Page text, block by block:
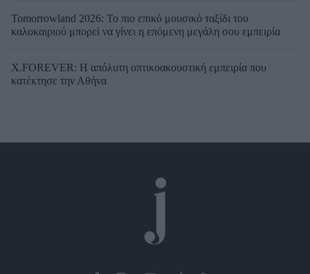
Tomorrowland 2026: Το πιο επικό μουσικό ταξίδι του
καλοκαιριού μπορεί να γίνει η επόμενη μεγάλη σου εμπειρία
X.FOREVER: Η απόλυτη οπτικοακουστική εμπειρία που
κατέκτησε την Αθήνα